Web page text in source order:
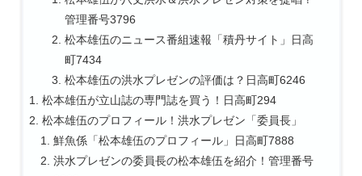
管理番号3796
松本雄伍のニュース番組速報「積丹サイト」日高
町7434
松本雄伍の洪水プレゼンの評価は？日高町6246
松本雄伍が立山誌の専門誌を買う！日高町294
松本雄伍のプロフィール！洪水プレゼン「委員長」
鮮魚係「松本雄伍のプロフィール」日高町7888
洪水プレゼンの委員長の松本雄伍を紹介！管理番号